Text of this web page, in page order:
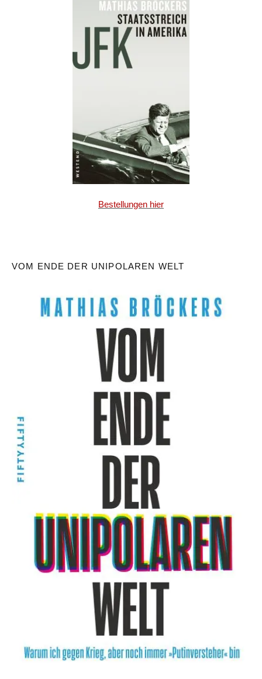
Bestellungen hier
VOM ENDE DER UNIPOLAREN WELT